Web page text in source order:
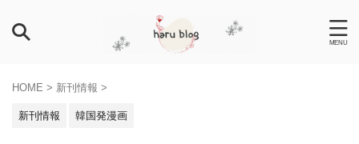
HOME > 新刊情報 >
新刊情報 韓国発漫画